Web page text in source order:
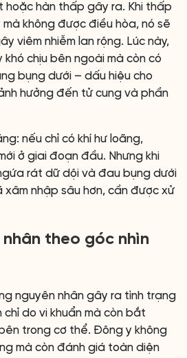
hoặc hàn thấp gây ra. Khi thấp
không được điều hòa, nó sẽ
viêm nhiễm lan rộng. Lúc này,
khó chịu bên ngoài mà còn có
bụng dưới – dấu hiệu cho
hưởng đến tử cung và phần
nếu chỉ có khí hư loãng,
ở giai đoạn đầu. Nhưng khi
rát dữ dội và đau bụng dưới
nhập sâu hơn, cần được xử
theo góc nhìn
nguyên nhân gây ra tình trạng
do vi khuẩn mà còn bắt
trong cơ thể. Đông y không
mà còn đánh giá toàn diện